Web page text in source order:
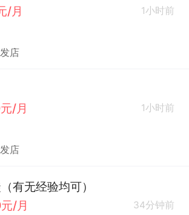
/月
1小时前
店
/月
1小时前
店
有无经验均可）
/月
34分钟前